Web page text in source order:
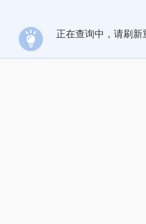
正在查询中，请刷新